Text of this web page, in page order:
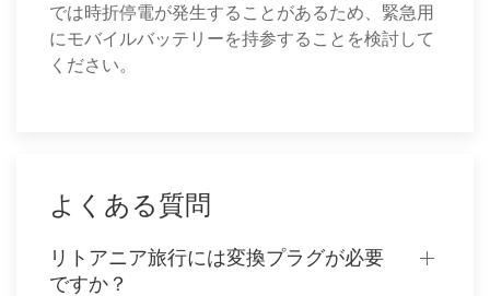
では時折停電が発生することがあるため、緊急用
にモバイルバッテリーを持参することを検討して
ください。
よくある質問
リトアニア旅行には変換プラグが必要
ですか？